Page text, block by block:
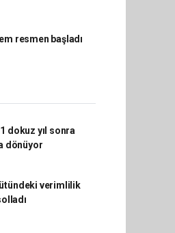
resmen başladı
dokuz yıl sonra
dönüyor
verimlilik